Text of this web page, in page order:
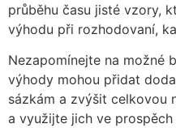
průběhu času jisté vzory,
výhodu při rozhodovaní,
Nezapomínejte na možné
výhody mohou přidat
sázkám a zvýšit celkovou
a využijte jich ve